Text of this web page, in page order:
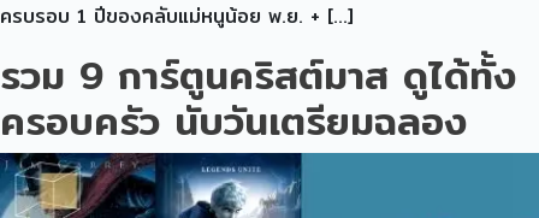
ครบรอบ 1 ปีของคลับแม่หนูน้อย พ.ย. + […]
รวม 9 การ์ตูนคริสต์มาส ดูได้ทั้ง
ครอบครัว นับวันเตรียมฉลอง